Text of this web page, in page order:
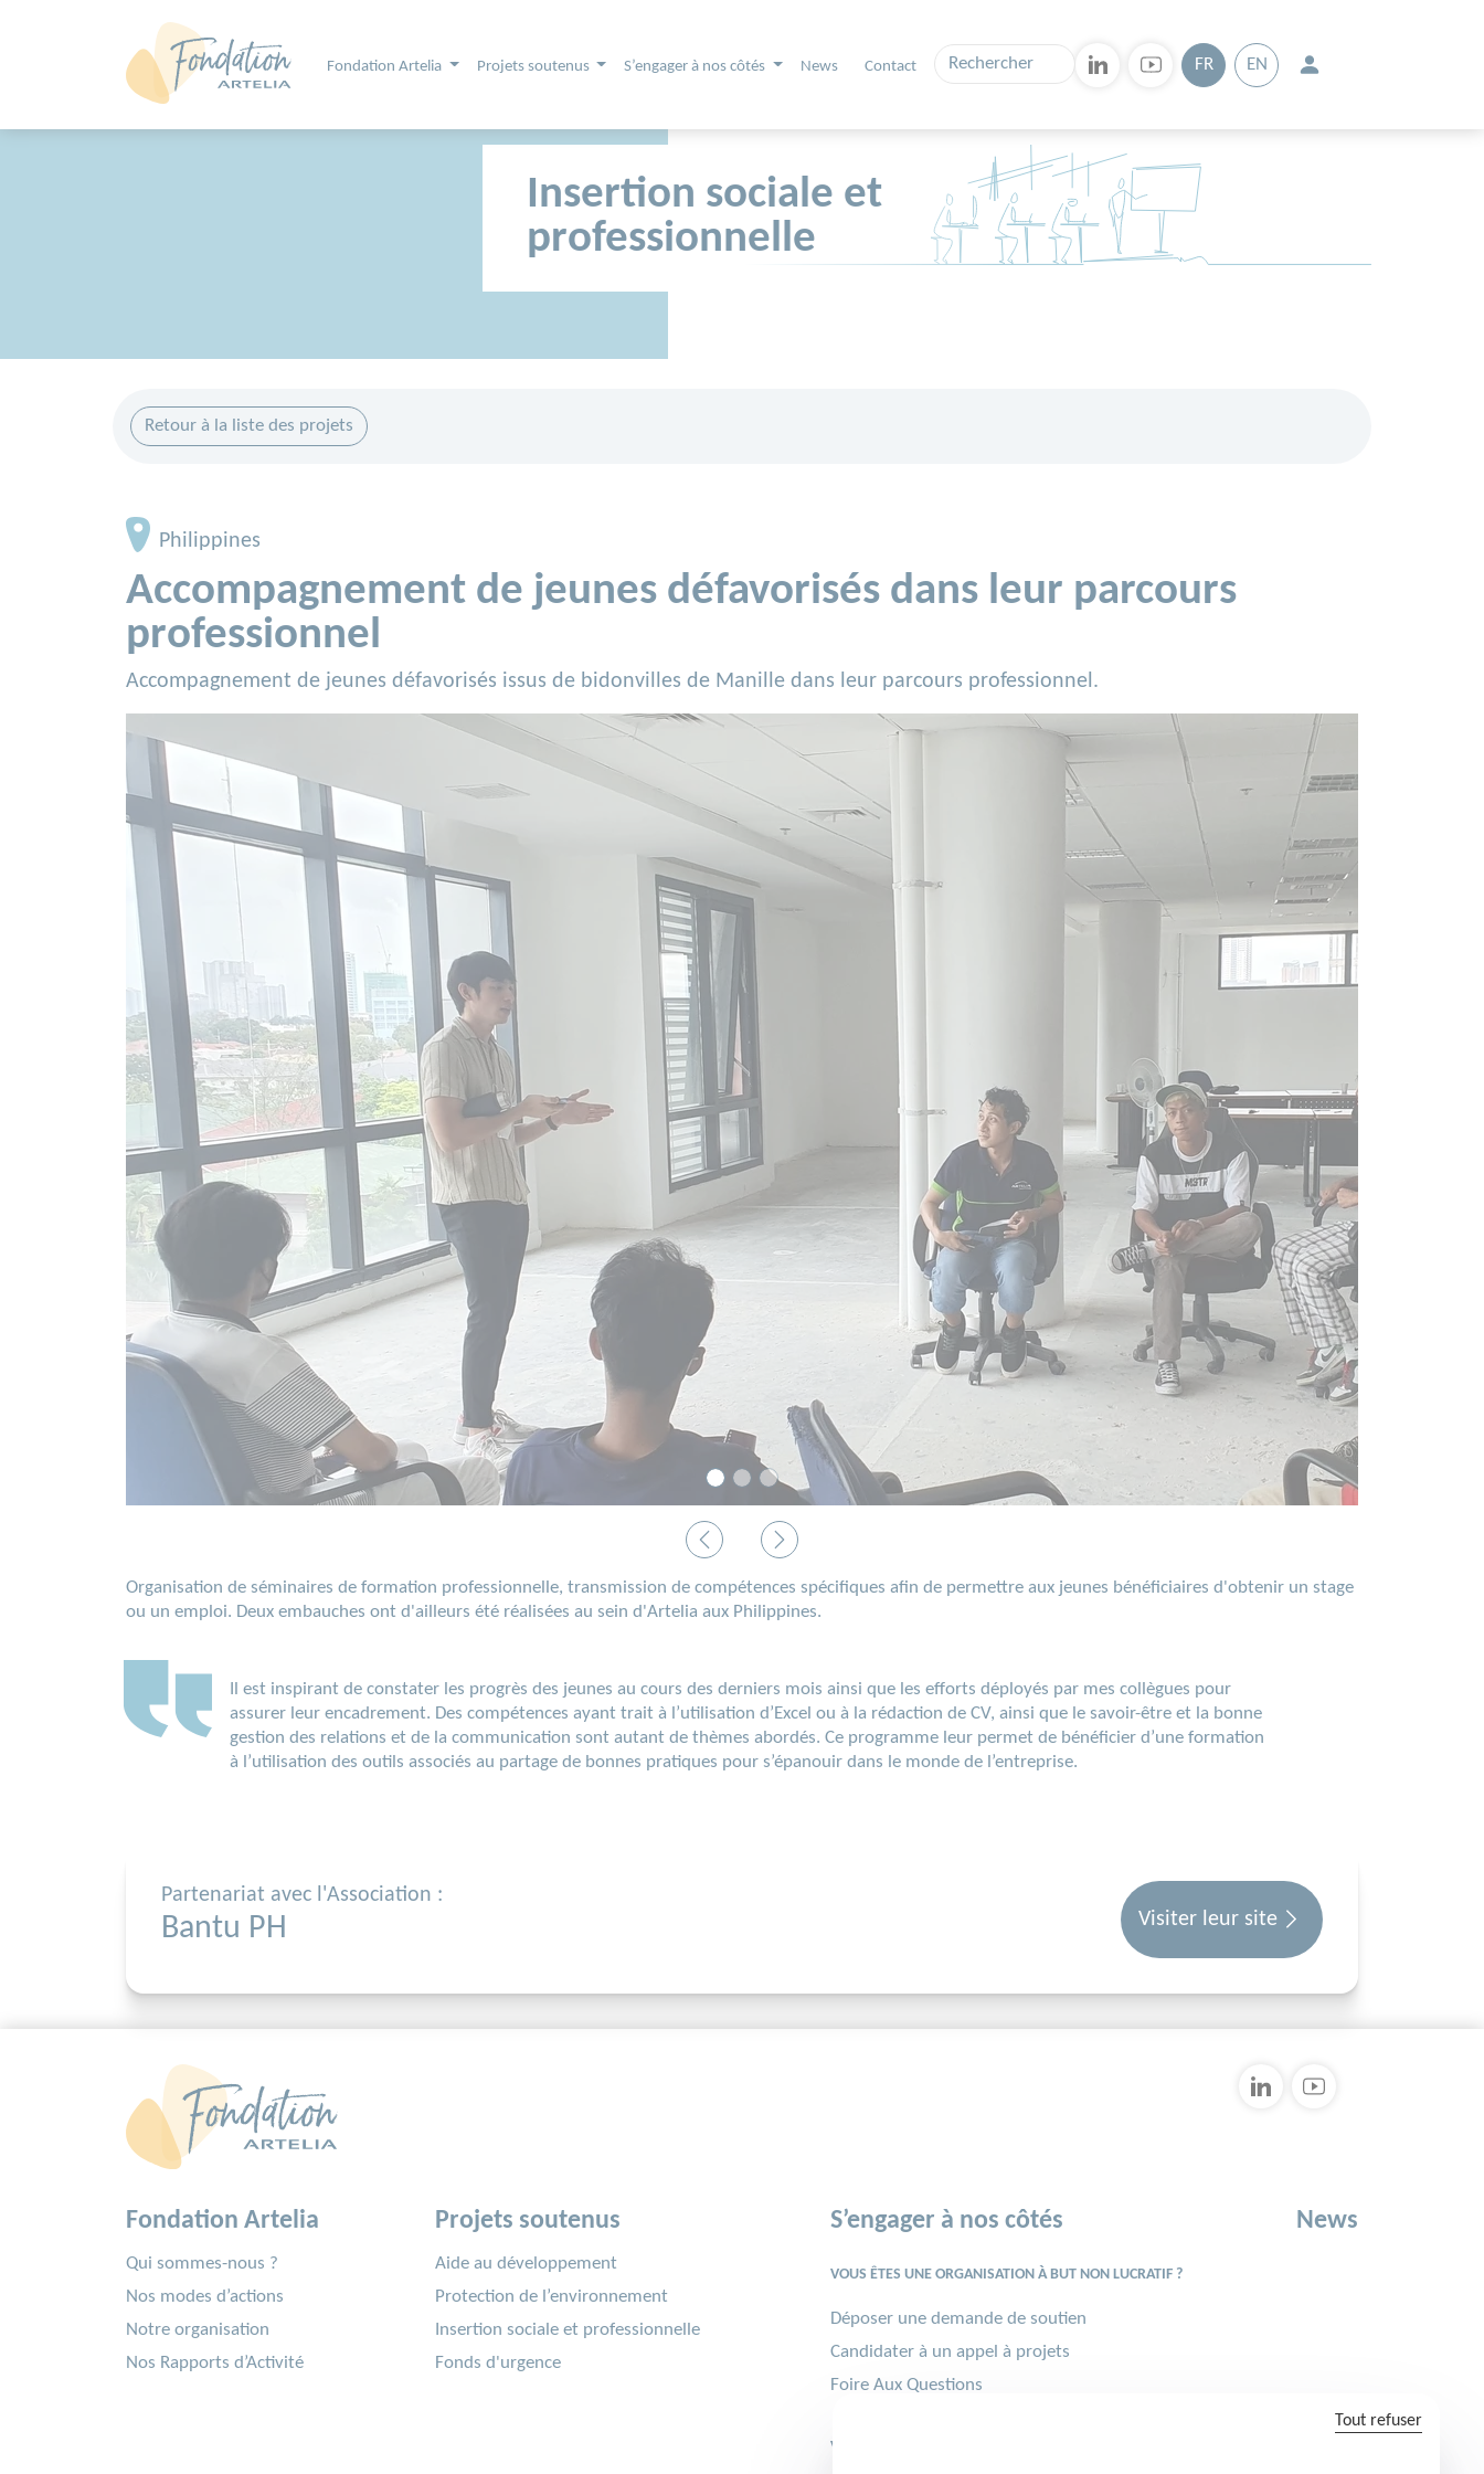
Fondation Artelia Projets soutenus S’engager à nos côtés News Contact FR EN
Insertion sociale et
professionnelle
Retour à la liste des projets
Philippines
Accompagnement de jeunes défavorisés dans leur parcours
professionnel
Accompagnement de jeunes défavorisés issus de bidonvilles de Manille dans leur parcours professionnel.
PrécédentSuivant
Organisation de séminaires de formation professionnelle, transmission de compétences spécifiques afin de permettre aux jeunes bénéficiaires d'obtenir un stage
ou un emploi. Deux embauches ont d'ailleurs été réalisées au sein d'Artelia aux Philippines.
gestion des relations et de la communication sont autant de thèmes abordés. Ce programme leur permet de bénéficier d’une formation
à l’utilisation des outils associés au partage de bonnes pratiques pour s’épanouir dans le monde de l’entreprise.
Fondation Artelia
Qui sommes-nous ?
Notre organisation
Nos Rapports d’Activité
Aide au développement
Protection de l’environnement
Insertion sociale et professionnelle
Fonds d'urgence
VOUS ÊTES UNE ORGANISATION À BUT NON LUCRATIF ?
Déposer une demande de soutien
Foire Aux Questions
VOUS ÊTES UN·E SALARIÉ·E DU GROUPE ARTELIA ?
Tout refuser